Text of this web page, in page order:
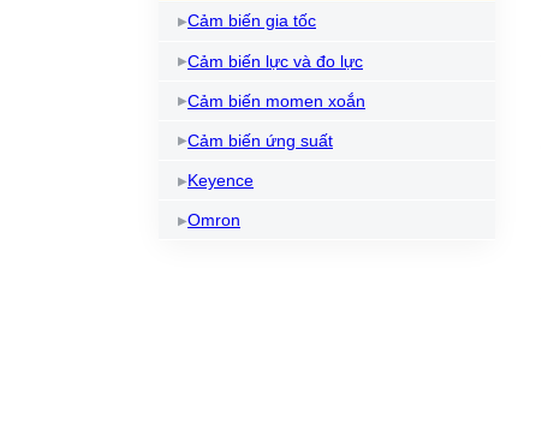
Cảm biến gia tốc
Cảm biến lực và đo lực
Cảm biến momen xoắn
Cảm biến ứng suất
Keyence
Omron